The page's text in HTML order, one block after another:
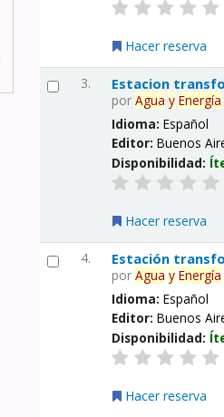
Hacer reserva
3. Estacion
porAgua y Energía
Idioma:Español
Editor:Buenos
Disponibilidad:
Hacer reserva
4. Estación
porAgua y Energía
Idioma:Español
Editor:Buenos
Disponibilidad:
Hacer reserva